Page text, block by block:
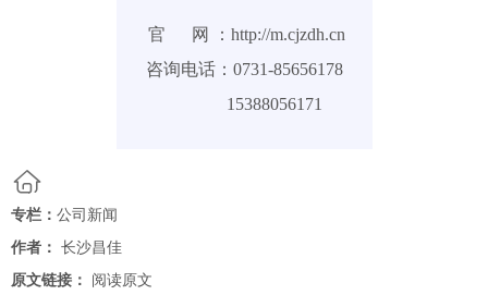
官 网 ：http://m.cjzdh.cn
咨询电话：0731-85656178
15388056171
专栏： 公司新闻
作者： 长沙昌佳
原文链接：
阅读原文